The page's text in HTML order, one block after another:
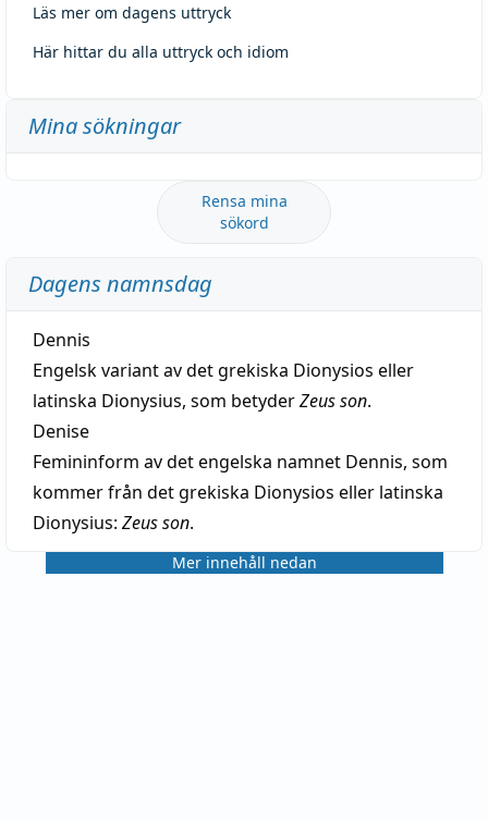
Läs mer om dagens uttryck
Här hittar du alla uttryck och idiom
Mina sökningar
Rensa mina
sökord
Dagens namnsdag
Dennis
Engelsk variant av det grekiska Dionysios eller
latinska Dionysius, som betyderZeus son.
Denise
Femininform av det engelska namnet Dennis, som
kommer från det grekiska Dionysios eller latinska
Dionysius: Zeus son.
Mer innehåll nedan